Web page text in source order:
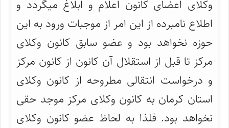
وکلای اعضای کانون اعلام و ابلاغ میگردد و
اطلاع نامبرده از این امر از موجبات ورود به این
حوزه نخواهد بود و عضو سابق کانون وکلای
مرکز تا قبل از استقلال آن کانون از کانون مرکز
و درخواست انتقالی مطروحه از کانون وکلای
استان کرمان به کانون وکلای مرکز موجد حقی
نخواهد بود. فلذا به لحاظ عضو کانون وکلای